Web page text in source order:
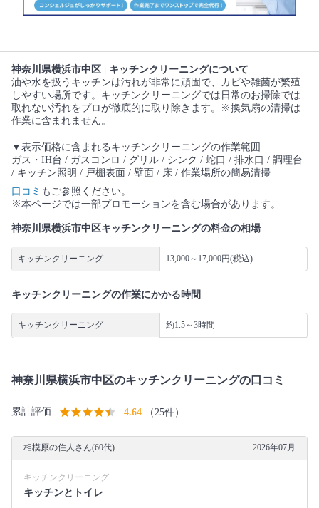
神奈川県横浜市中区 | キッチンクリーニングについて
油や水を扱うキッチンは汚れが非常に頑固で、カビや雑菌が繁殖
しやすい場所です。キッチンクリーニングでは日常のお掃除では
取れない汚れをプロが徹底的に取り除きます。※換気扇の清掃は
作業に含まれません。
▼表示価格に含まれるキッチンクリーニングの作業範囲
ガス・IH台 / ガスコンロ / グリル / シンク / 蛇口 / 排水口 / 調理台
/ キッチン照明 / 戸棚表面 / 壁面 / 床 / 作業場所の簡易清掃
口コミ もご参照ください。
※本ページでは一部プロモーションを含む場合があります。
神奈川県横浜市中区キッチンクリーニングの料金の相場
キッチンクリーニング 13,000～17,000円(税込)
キッチンクリーニングの作業にかかる時間
キッチンクリーニング 約1.5～3時間
神奈川県横浜市中区のキッチンクリーニングの口コミ
累計評価 4.64 （25件）
相模原の住人さん(60代) 2026年07月
キッチンクリーニング
キッチンとトイレ